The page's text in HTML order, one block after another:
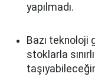
yapılmadı.
Bazı teknoloji
stoklarla